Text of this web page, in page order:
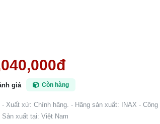
giá Còn hàng
Xuất xứ: Chính hãng. - Hãng sản xuất: INAX - Công
Sản xuất tại: Việt Nam